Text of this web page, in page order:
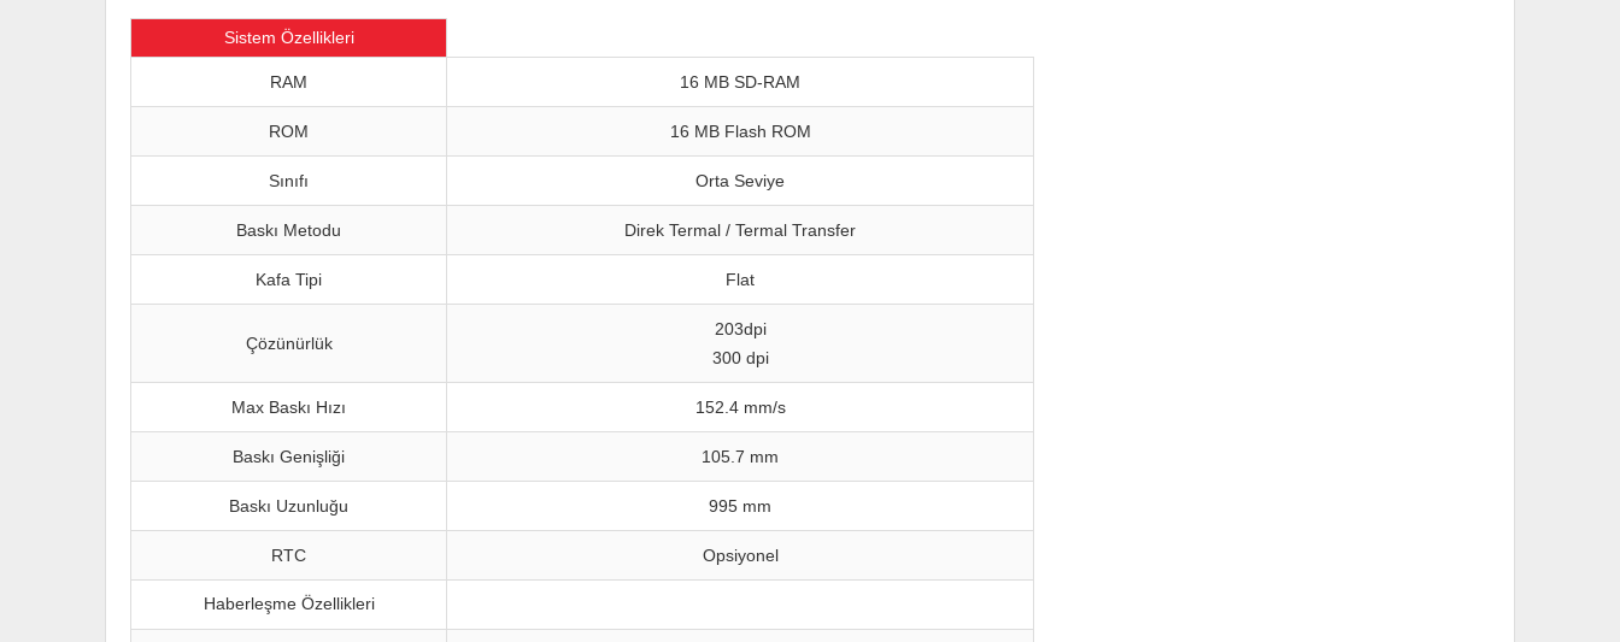
Sistem Özellikleri
RAM 16 MB SD-RAM
ROM 16 MB Flash ROM
Sınıfı Orta Seviye
Baskı Metodu Direk Termal / Termal Transfer
Kafa Tipi Flat
Çözünürlük
203dpi
300 dpi
Max Baskı Hızı 152.4 mm/s
Baskı Genişliği 105.7 mm
Baskı Uzunluğu 995 mm
RTC Opsiyonel
Haberleşme Özellikleri